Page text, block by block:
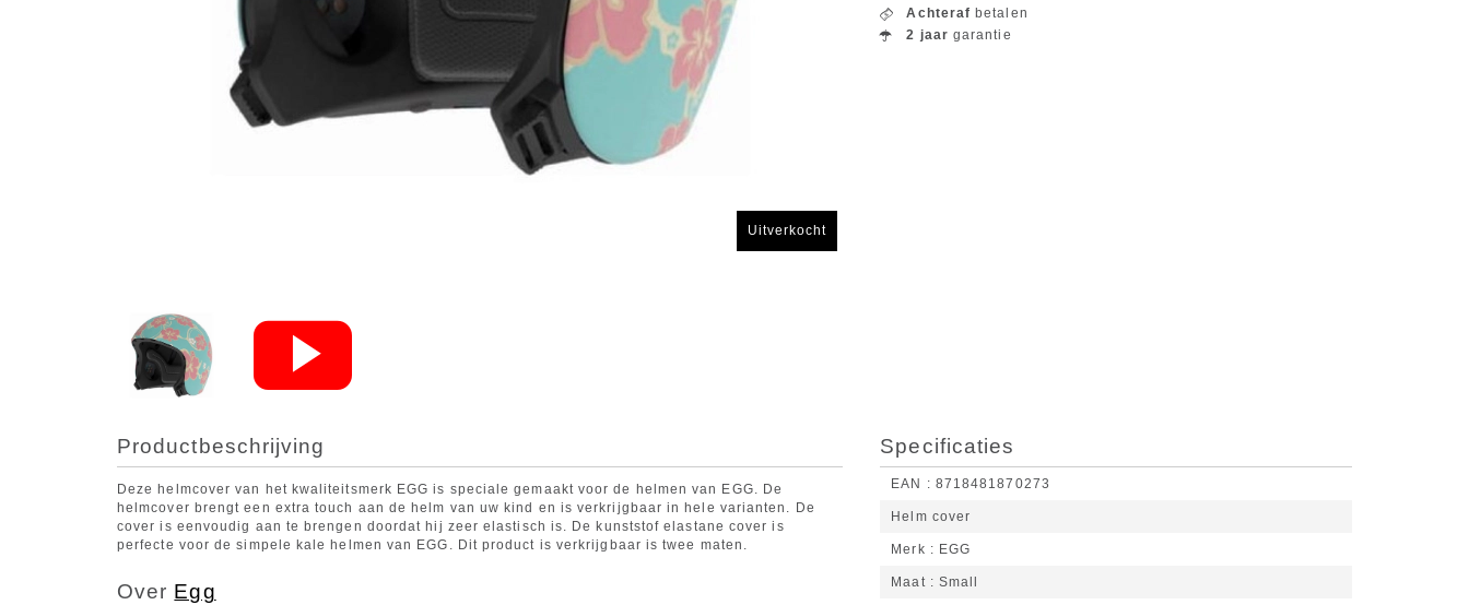
Uitverkocht
Achteraf betalen
2 jaar garantie
Productbeschrijving
Deze helmcover van het kwaliteitsmerk EGG is speciale gemaakt voor de helmen van EGG. De
helmcover brengt een extra touch aan de helm van uw kind en is verkrijgbaar in hele varianten. De
cover is eenvoudig aan te brengen doordat hij zeer elastisch is. De kunststof elastane cover is
perfecte voor de simpele kale helmen van EGG. Dit product is verkrijgbaar is twee maten.
Over Egg
Specificaties
EAN 8718481870273
Helm cover
Merk EGG
Maat Small